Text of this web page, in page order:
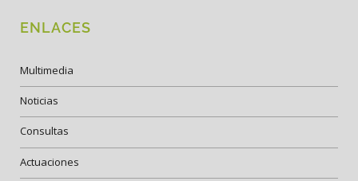
ENLACES
Multimedia
Noticias
Consultas
Actuaciones